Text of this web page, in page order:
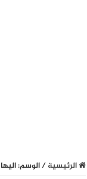
الرئيسية/الوسم:اليها